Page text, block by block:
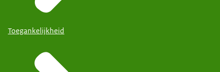
Toegankelijkheid